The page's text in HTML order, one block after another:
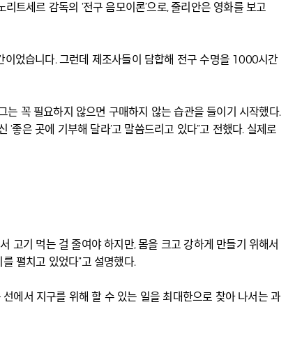
트세르 감독의 ‘전구 음모이론’으로, 줄리안은 영화를 보고
이었습니다. 그런데 제조사들이 담합해 전구 수명을 1000시간
는 꼭 필요하지 않으면 구매하지 않는 습관을 들이기 시작했다.
좋은 곳에 기부해 달라’고 말씀드리고 있다”고 전했다. 실제로
고기 먹는 걸 줄여야 하지만, 몸을 크고 강하게 만들기 위해서
펼치고 있었다”고 설명했다.
에서 지구를 위해 할 수 있는 일을 최대한으로 찾아 나서는 과